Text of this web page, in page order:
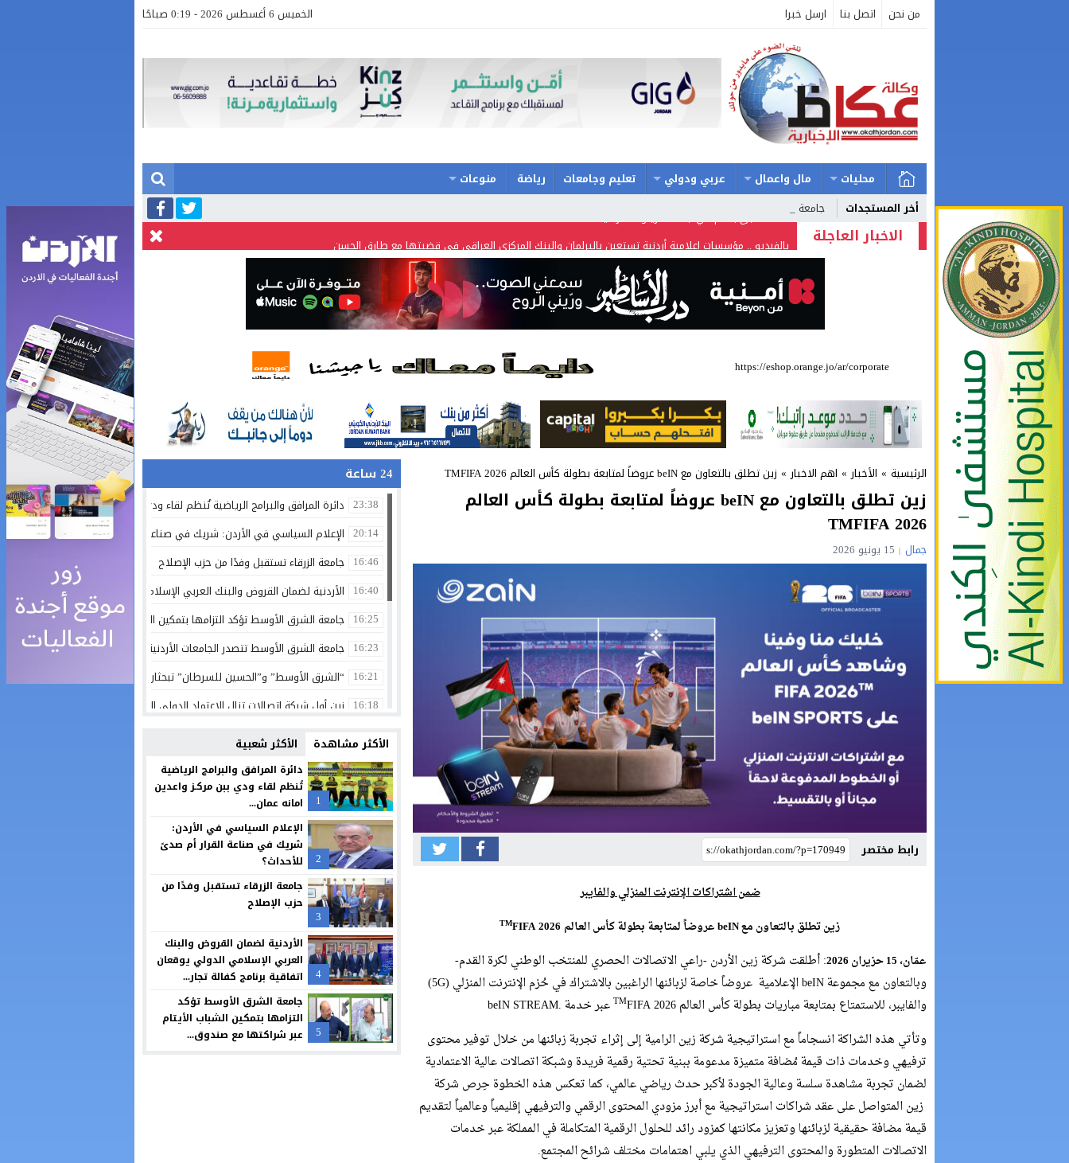
من نحن اتصل بنا ارسل خبرا الخميس 6 أغسطس 2026 - 0:19 صباحًا
محليات مال واعمال عربي ودولي تعليم وجامعات رياضة
منوعات
أخر المستجدات
جامعة الزرقاء تستق _
الاخبار العاجلة
بالفيديو .. مؤسسات اعلامية أردنية تستعين بالبرلمان والبنك المركزي العراقي في قضيتها مع طارق الحسن
بالفيديو .. إرادة القائد ثم التعليم ثم الصناعة والزراعة قذفت ببنجلاديش خلال عشرين عاما من دخل الفرد ٤٠٠$ سنويا الى ٦٠٠٠ $ ، فهل نستطيع
؟؟؟؟؟
شركة تسابيح للسياحة والسفر تسير اول رحلة لحجاج بيت الله الحرام عبر مطار الملكة علياء الدولي – صور
وزيرة الثقافة تفتتح حفل توزيع جوائز الأولمبياد العلمي لـ جمعية المواهب العلمية الثقافية الأردنية
حملة للتبرع بالدم في جامعة الزيتونة الأردنيةhttps://eshop.orange.jo/ar/corporate
الرئيسية » الأخبار » اهم الاخبار » زين تطلق بالتعاون مع beIN عروضاً لمتابعة بطولة كأس العالم TMFIFA 2026
زين تطلق بالتعاون مع beIN عروضاً لمتابعة بطولة كأس العالم
TMFIFA 2026
جمال 15 يونيو 2026
رابط مختصر
ضمن اشتراكات الإنترنت المنزلي والفايبر
زين تطلق بالتعاون معbeINعروضاً لمتابعة بطولةكأس العالم TMFIFA2026
عمّان، 1 5 حزيران 2026
: أطلقت شركة زين الأردن -راعي الاتصالات الحصري للمنتخب الوطني لكرة القدم-
وبالتعاون مع مجموعة beIN الإعلامية عروضاً خاصة لزبائنها الراغبين بالاشتراك في حُزم الإنترنت المنزلي (5G)
والفايبر، للاستمتاع بمتابعة مباريات بطولة كأس العالم
TMFIFA 2026 عبر خدمة .beIN STREAM
وتأتي هذه الشراكة انسجاماً مع استراتيجية شركة زين الرامية إلى إثراء تجربة زبائنها من خلال توفير محتوى
ترفيهي وخدمات ذات قيمة مُضافة متميزة مدعومة ببنية تحتية رقمية فريدة وشبكة اتصالات عالية الاعتمادية
لضمان تجربة مشاهدة سلسة وعالية الجودة لأكبر حدث رياضي عالمي، كما تعكس هذه الخطوة حِرص شركة
زين المتواصل على عقد شراكات استراتيجية مع أبرز مزودي المحتوى الرقمي والترفيهي إقليمياً وعالمياً لتقديم
قيمة مضافة حقيقية لزبائنها وتعزيز مكانتها كمزود رائد للحلول الرقمية المتكاملة في المملكة عبر خدمات
الاتصالات المتطورة والمحتوى الترفيهي الذي يلبي اهتمامات مختلف شرائح المجتمع.
24 ساعة
23:38 دائرة المرافق والبرامج الرياضية تُنظم لقاء ودي ببن مركـز واعدين امانه عمان
20:14 الإعلام السياسي في الأردن: شريك في صناعة القرار أم صدىً للأحداث؟
16:46 جامعة الزرقاء تستقبل وفدًا من حزب الإصلاح
16:40 الأردنية لضمان القروض والبنك العربي الإسلامي الدولي يوقعان اتفاقية برنامج
16:25 جامعة الشرق الأوسط تؤكد التزامها بتمكين الشباب الأيتام عبر شراكتها مع
16:23 جامعة الشرق الأوسط تتصدر الجامعات الأردنية في تكريم الطلبة السعوديين
16:21 “الشرق الأوسط” و”الحسين للسرطان” تبحثان شراكة نوعية لتوظيف الذكاء
16:18 زين أول شركة اتصالات تنال الاعتماد الدولي المتكامل لأنظمة حماية البيانات
مصاهرة ونسب تثمر عن خطوبة بين آل الشبلي وآل الرماضنة… مبروك لطارق
11:54 صندوق استثمار أموال الضمان الاجتماعي يصدر تقريره التاسع للاستدامة ويؤكد
23:25 البوتاس العربية: نموذج وطني يُحتذى به في المسؤولية المجتمعية والنهوض
21:26 الدويري: حان الوقت لإعادة رسم مستقبل قطاع المقاولات وتعزيز حضور الشركات
16:46 شركة الزرقاء للتعليم والاستثمار تعقد اجتماع الهيئة العامة غير العادي
16:42 “صناعة عمان” تنظم ورشة تعريفية ببرامج الدعم التي تقدمها صناديق “الأعلى
16:38 Campaign Middle East تختار حملة أمنية “درب الأساطير” ضمن أبرز خمس حملات إبداعية في الشرق الأوسط لشهر حزيران
الأكثر مشاهدة الأكثر شعبية
1
دائرة المرافق والبرامج الرياضية
تُنظم لقاء ودي ببن مركـز واعدين
امانه عمان...
2
الإعلام السياسي في الأردن:
شريك في صناعة القرار أم صدىً
للأحداث؟
3
جامعة الزرقاء تستقبل وفدًا من
حزب الإصلاح
4
الأردنية لضمان القروض والبنك
العربي الإسلامي الدولي يوقعان
اتفاقية برنامج كفالة تجار...
5
جامعة الشرق الأوسط تؤكد
التزامها بتمكين الشباب الأيتام
عبر شراكتها مع صندوق...